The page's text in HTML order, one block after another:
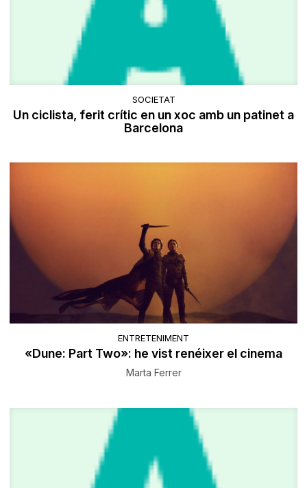
SOCIETAT
Un ciclista, ferit crític en un xoc amb un patinet a
Barcelona
ENTRETENIMENT
«Dune: Part Two»: he vist renéixer el cinema
Marta Ferrer